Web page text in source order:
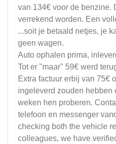
van 134€ voor de benzine.
verrekend worden. Een
...soit je betaald netjes, je
geen wagen.
Auto ophalen prima,
Tot er "maar" 59€ werd
Extra factuur erbij van 75€
ingeleverd zouden hebben
weken hen proberen.
telefoon en messenger
checking both the vehicle
colleagues, we have